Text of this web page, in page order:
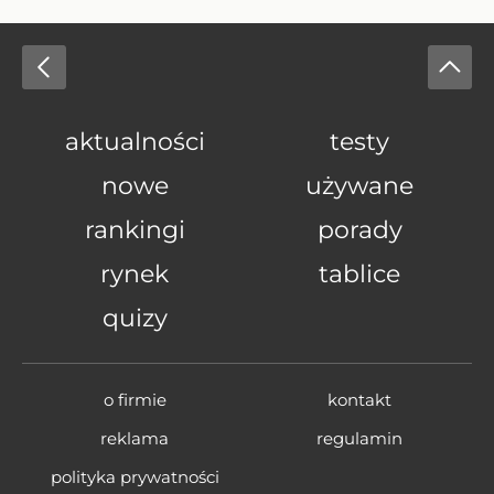
aktualności
testy
nowe
używane
rankingi
porady
rynek
tablice
quizy
o firmie
kontakt
reklama
regulamin
polityka prywatności